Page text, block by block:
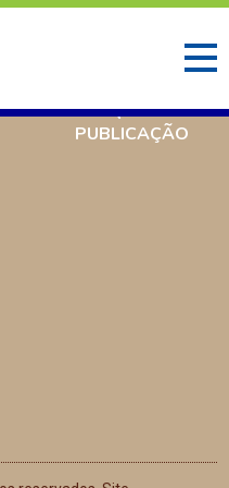
PESQUISA
PUBLICAÇÃO